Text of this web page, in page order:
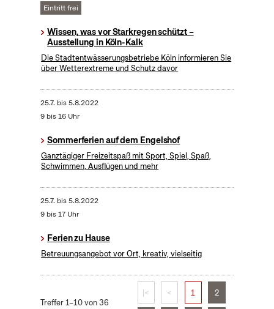
Eintritt frei
Wissen, was vor Starkregen schützt –
Ausstellung in Köln-Kalk
Die Stadtentwässerungsbetriebe Köln informieren Sie
über Wetterextreme und Schutz davor
25.7. bis5.8.2022
9 bis 16 Uhr
Sommerferien auf dem Engelshof
Ganztägiger Freizeitspaß mit Sport, Spiel, Spaß,
Schwimmen, Ausflügen und mehr
25.7. bis5.8.2022
9 bis 17 Uhr
Ferien zu Hause
Betreuungsangebot vor Ort, kreativ, vielseitig
Treffer 1–10 von 36
|< < 1 2